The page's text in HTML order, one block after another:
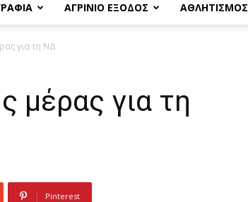
ΑΓΡΊΝΙΟ ΈΞΟΔΟΣ ΑΘΛΗΤΙΣΜΌΣ
για τη ΝΔ
μέρας για τη
Pinterest